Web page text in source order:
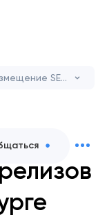
Размещение SEO-статей и пресс-релизов